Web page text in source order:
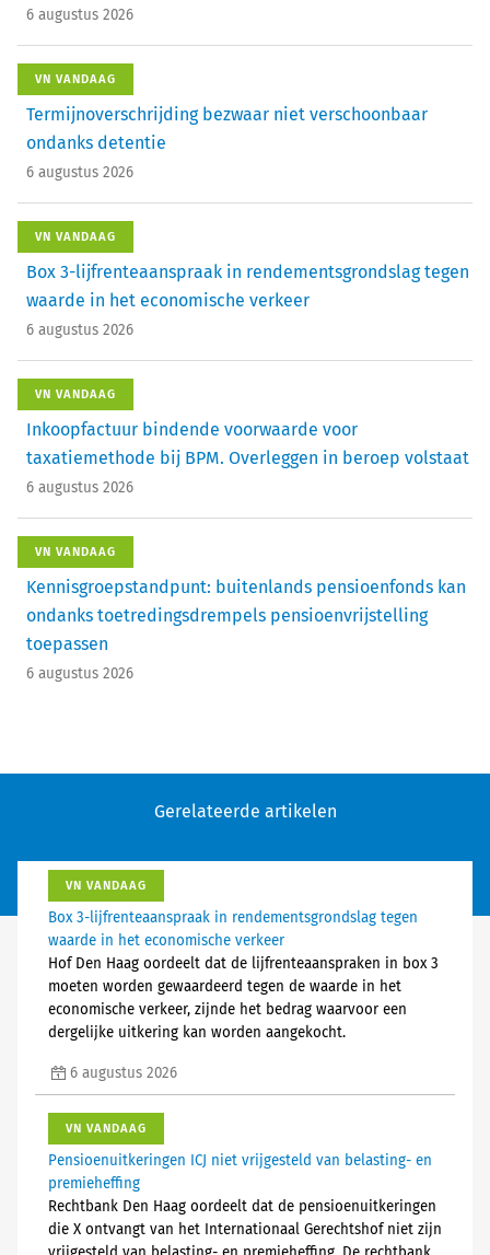
6 augustus 2026
VN VANDAAG
Termijnoverschrijding bezwaar niet verschoonbaar
ondanks detentie
6 augustus 2026
VN VANDAAG
Box 3-lijfrenteaanspraak in rendementsgrondslag tegen
waarde in het economische verkeer
6 augustus 2026
VN VANDAAG
Inkoopfactuur bindende voorwaarde voor
taxatiemethode bij BPM. Overleggen in beroep volstaat
6 augustus 2026
VN VANDAAG
Kennisgroepstandpunt: buitenlands pensioenfonds kan
ondanks toetredingsdrempels pensioenvrijstelling
toepassen
6 augustus 2026
Gerelateerde artikelen
VN VANDAAG
Box 3-lijfrenteaanspraak in rendementsgrondslag tegen
waarde in het economische verkeer
Hof Den Haag oordeelt dat de lijfrenteaanspraken in box 3
moeten worden gewaardeerd tegen de waarde in het
economische verkeer, zijnde het bedrag waarvoor een
dergelijke uitkering kan worden aangekocht.
6 augustus 2026
VN VANDAAG
Pensioenuitkeringen ICJ niet vrijgesteld van belasting- en
premieheffing
Rechtbank Den Haag oordeelt dat de pensioenuitkeringen
die X ontvangt van het Internationaal Gerechtshof niet zijn